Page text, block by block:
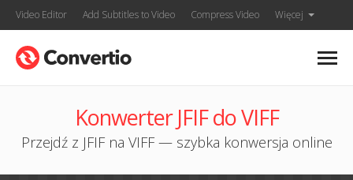
Video Editor Add Subtitles to Video Compress Video Więcej
Konwerter JFIF do VIFF
Przejdź z JFIF na VIFF — szybka konwersja online